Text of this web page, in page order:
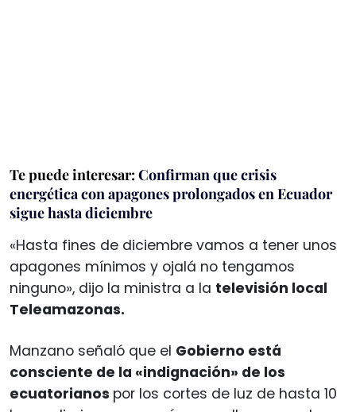
Te puede interesar: Confirman que crisis
energética con apagones prolongados en Ecuador
sigue hasta diciembre
«Hasta fines de diciembre vamos a tener unos
apagones mínimos y ojalá no tengamos
ninguno», dijo la ministra a la televisión local
Teleamazonas.
Manzano señaló que el Gobierno está
consciente de la «indignación» de los
ecuatorianos por los cortes de luz de hasta 10